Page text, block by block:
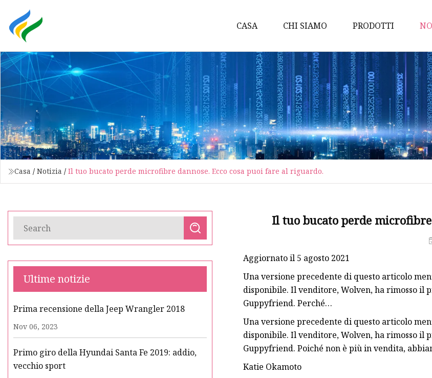
CASA CHI SIAMO PRODOTTI
Valvola a sfera
Valvola a sede
Valvola a globo
Valvola a farfalla
Pompa
Pompa di
Pompe sanitarie
Pompa centrifuga
Valvola
Pompa
Emulsionante
Casa / Notizia / Il tuo bucato perde microfibre dannose. Ecco cosa puoi fare al riguardo.
Ultime notizie
Prima recensione della Jeep Wrangler 2018
Nov 06, 2023
Primo giro della Hyundai Santa Fe 2019: addio,
vecchio sport
Il tuo bucato perde
Aggiornato il 5 agosto 2021
Una versione precedente di questo articolo
disponibile. Il venditore, Wolven, ha rimosso il
Guppyfriend. Perché…
Una versione precedente di questo articolo
disponibile. Il venditore, Wolven, ha rimosso il
Guppyfriend. Poiché non è più in vendita,
Katie Okamoto